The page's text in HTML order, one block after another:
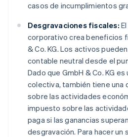
casos de incumplimientos
Desgravaciones fiscales:
corporativo crea beneficios
& Co. KG. Los activos
contable neutral desde el
Dado que GmbH & Co. KG
colectiva, también tiene una
sobre las actividades
impuesto sobre las
paga si las ganancias
desgravación. Para hacer un